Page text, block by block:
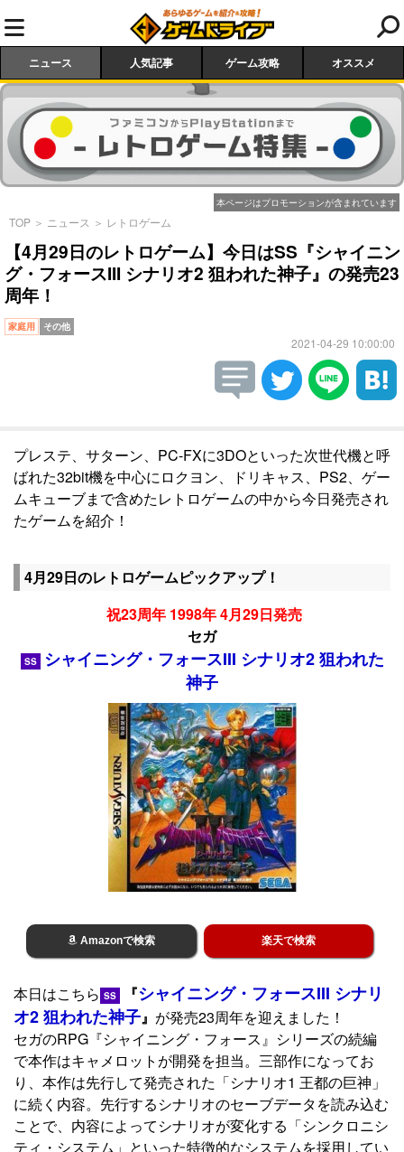
ニュース 人気記事 ゲーム攻略 オススメ
本ページはプロモーションが含まれています
TOP ＞ ニュース ＞ レトロゲーム
【4月29日のレトロゲーム】今日はSS『シャイニン
グ・フォースIII シナリオ2 狙われた神子』の発売23
周年！
家庭用 その他
2021-04-29 10:00:00
プレステ、サターン、PC-FXに3DOといった次世代機と呼
ばれた32bit機を中心にロクヨン、ドリキャス、PS2、ゲー
ムキューブまで含めたレトロゲームの中から今日発売され
たゲームを紹介！
4月29日のレトロゲームピックアップ！
祝23周年 1998年 4月29日発売
セガ
SS
シャイニング・フォースIII シナリオ2 狙われた
神子
Amazonで検索 楽天で検索
本日はこちら SS 『シャイニング・フォースIII シナリ
オ2 狙われた神子』 が発売23周年を迎えました！
セガのRPG『シャイニング・フォース』シリーズの続編
で本作はキャメロットが開発を担当。三部作になってお
り、本作は先行して発売された「シナリオ1 王都の巨神」
に続く内容。先行するシナリオのセーブデータを読み込む
ことで、内容によってシナリオが変化する「シンクロニシ
ティ・システム」といった特徴的なシステムを採用してい